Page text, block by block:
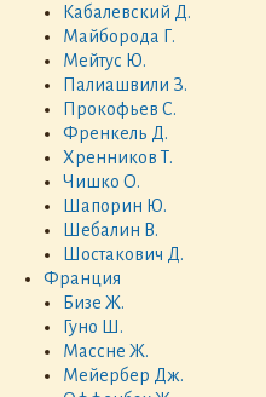
Кабалевский Д.
Майборода Г.
Мейтус Ю.
Палиашвили З.
Прокофьев С.
Френкель Д.
Хренников Т.
Чишко О.
Шапорин Ю.
Шебалин В.
Шостакович Д.
Франция
Бизе Ж.
Гуно Ш.
Массне Ж.
Мейербер Дж.